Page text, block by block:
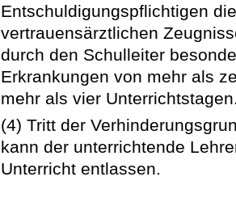
Entschuldigungspflichtigen
vertrauensärztlichen
durch den Schulleiter
Erkrankungen von mehr als
mehr als vier
(4) Tritt der
kann der unterrichtende
Unterricht entlassen.